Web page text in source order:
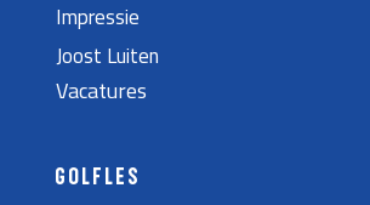
Impressie
Joost Luiten
Vacatures
GOLFLES